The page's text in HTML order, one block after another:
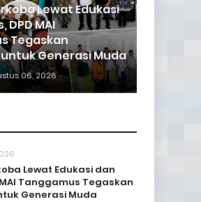
Lewat Edukasi
DPD MAI
Tegaskan
Generasi Muda
06, 2026
Lewat Edukasi dan
MAI Tanggamus Tegaskan
Generasi Muda